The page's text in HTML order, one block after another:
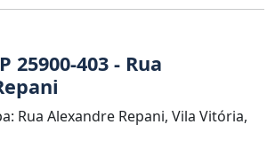
25900-403 - Rua
Rua Alexandre Repani, Vila Vitória,